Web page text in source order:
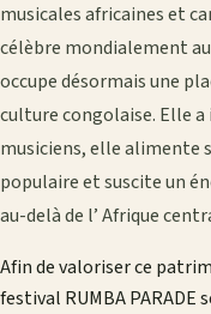
musicales africaines et
célèbre mondialement
occupe désormais une
culture congolaise. Elle
musiciens, elle alimente
populaire et suscite un
au-delà de l’ Afrique
Afin de valoriser ce
festival RUMBA PARADE